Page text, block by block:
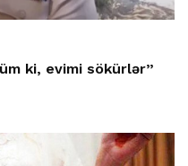
ki, evimi sökürlər”